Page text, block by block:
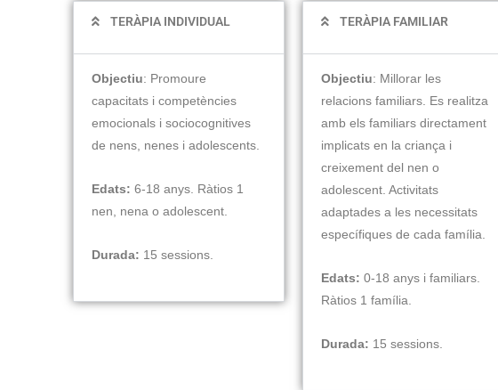
TERÀPIA INDIVIDUAL
Objectiu: Promoure
capacitats i competències
emocionals i sociocognitives
de nens, nenes i adolescents.
Edats: 6-18 anys. Ràtios 1
nen, nena o adolescent.
Durada: 15 sessions.
TERÀPIA FAMILIAR
Objectiu: Millorar les
relacions familiars. Es realitza
amb els familiars directament
implicats en la criança i
creixement del nen o
adolescent. Activitats
adaptades a les necessitats
específiques de cada família.
Edats: 0-18 anys i familiars.
Ràtios 1 família.
Durada: 15 sessions.